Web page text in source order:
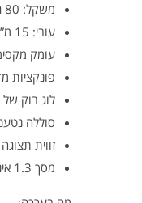
משקל: 80 גרם
עובי: 15 מ”מ
עומק
פונקציות
לוג בוק של עד
סוללה נטענת של עד 20 שעות
זווית תצוגה
מסך 1.3 אינצ’ רזולוציה של 240X240 פיקסל, 261 PPI